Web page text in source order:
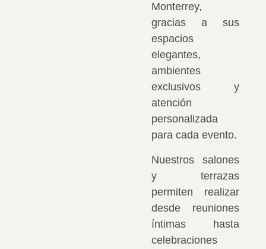
Monterrey,
gracias a sus
espacios
elegantes,
ambientes
exclusivos y
atención
personalizada
para cada evento.
Nuestros salones
y terrazas
permiten realizar
desde reuniones
íntimas hasta
celebraciones